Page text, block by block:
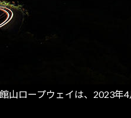
山ロープウェイは、2023年